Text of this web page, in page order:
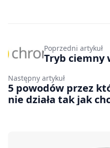
Poprzedni artykuł
Tryb ciemny
Następny artykuł
5 powodów przez
nie działa tak jak